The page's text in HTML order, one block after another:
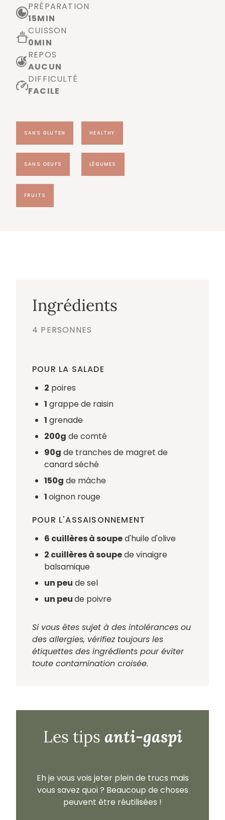
PRÉPARATION
15MIN
CUISSON
0MIN
REPOS
AUCUN
DIFFICULTÉ
FACILE
SANS GLUTEN HEALTHY
SANS OEUFS LÉGUMES
FRUITS
Ingrédients
4 PERSONNES
POUR LA SALADE
2 poires
1 grappe de raisin
1 grenade
200g de comté
90g de tranches de magret de
canard séché
150g de mâche
1oignon rouge
POUR L'ASSAISONNEMENT
6 cuillères à souped'huile d'olive
2 cuillères à soupede vinaigre
balsamique
un peu de sel
un peude poivre
Si vous êtes sujet à des intolérances ou
des allergies, vérifiez toujours les
étiquettes des ingrédients pour éviter
toute contamination croisée.
Les tips anti-gaspi
Eh je vous vois jeter plein de trucs mais
vous savez quoi ? Beaucoup de choses
peuvent être réutilisées !